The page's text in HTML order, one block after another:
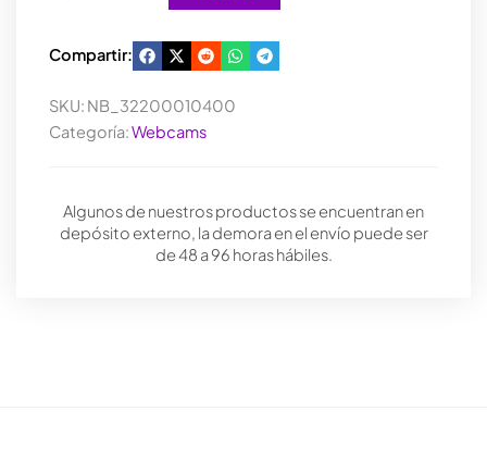
Compartir:
SKU: NB_32200010400
Categoría:Webcams
Algunos de nuestros productos se encuentran en
depósito externo, la demora en el envío puede ser
de 48 a 96 horas hábiles.